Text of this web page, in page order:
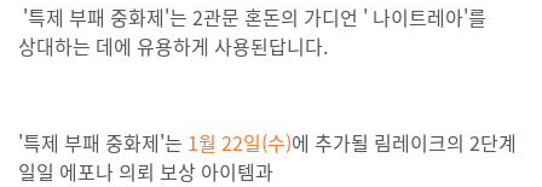
'특제 부패 중화제'는 2관문 혼돈의 가디언 ' 나이트레아'를
상대하는 데에 유용하게 사용된답니다.
'특제 부패 중화제'는 1월 22일(수)에 추가될 림레이크의 2단계
일일 에포나 의뢰 보상 아이템과